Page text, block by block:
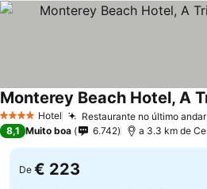
4 EstrelasHotel Restaurante no último
8,1 Muito boa 6.742 a 3.3 km de
De € 223